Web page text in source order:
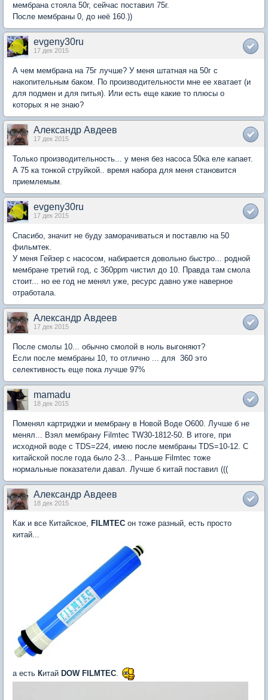
мембрана стояла 50г, сейчас поставил 75г.
После мембраны 0, до неё 160.))
evgeny30ru
17 дек 2015
А чем мембрана на 75г лучше? У меня штатная на 50г с
накопительным баком. По производительности мне ее хватает (и
для подмен и для питья). Или есть еще какие то плюсы о
которых я не знаю?
Александр Авдеев
17 дек 2015
Только производительность... у меня без насоса 50ка еле капает.
А 75 ка тонкой струйкой.. время набора для меня становится
приемлемым.
evgeny30ru
17 дек 2015
Спасибо, значит не буду заморачиваться и поставлю на 50
фильмтек.
У меня Гейзер с насосом, набирается довольно быстро... родной
мембране третий год, с 360ppm чистил до 10. Правда там смола
стоит... но ее год не менял уже, ресурс давно уже наверное
отработала.
Александр Авдеев
17 дек 2015
После смолы 10... обычно смолой в ноль выгоняют?
Если после мембраны 10, то отлично ... для 360 это
селективность еще пока лучше 97%
mamadu
18 дек 2015
Поменял картриджи и мембрану в Новой Воде О600. Лучше б не
менял... Взял мембрану Filmtec TW30-1812-50. В итоге, при
исходной воде с TDS=224, имею после мембраны TDS=10-12. С
китайской после года было 2-3... Раньше Filmtec тоже
нормальные показатели давал. Лучше б китай поставил (((
Александр Авдеев
18 дек 2015
Как и все Китайское, FILMTEC он тоже разный, есть просто
китай...
а есть Китай DOW FILMTEC.